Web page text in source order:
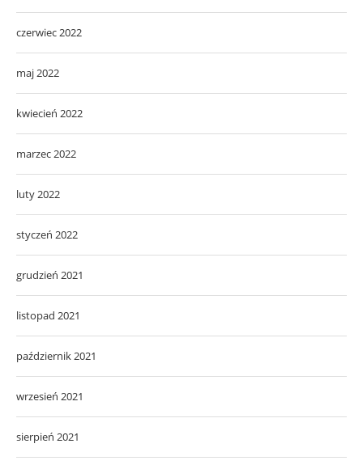
czerwiec 2022
maj 2022
kwiecień 2022
marzec 2022
luty 2022
styczeń 2022
grudzień 2021
listopad 2021
październik 2021
wrzesień 2021
sierpień 2021